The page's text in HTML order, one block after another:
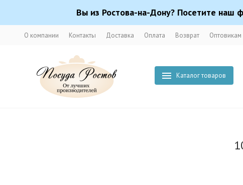
Вы из Ростова-на-Дону? Посетите наш
О компании Контакты Доставка Оплата Возврат Оптовикам
Каталог товаров